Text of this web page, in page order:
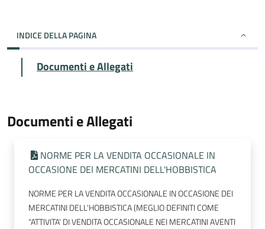
INDICE DELLA PAGINA
Documenti e Allegati
Documenti e Allegati
NORME PER LA VENDITA OCCASIONALE IN
OCCASIONE DEI MERCATINI DELL'HOBBISTICA
NORME PER LA VENDITA OCCASIONALE IN OCCASIONE DEI
MERCATINI DELL'HOBBISTICA (MEGLIO DEFINITI COME
“ATTIVITA' DI VENDITA OCCASIONALE NEI MERCATINI AVENTI